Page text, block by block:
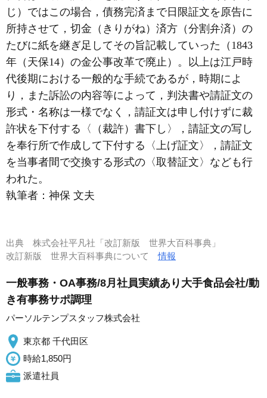
じ）ではこの場合，債務完済まで日限証文を原告に
所持させて，切金（きりがね）済方（分割弁済）の
たびに紙を継ぎ足してその旨記載していった（1843
年（天保14）の金公事改革で廃止）。以上は江戸時
代後期における一般的な手続であるが，時期によ
り，また訴訟の内容等によって，判決書や請証文の
形式・名称は一様でなく，請証文は申し付けずに裁
許状を下付する〈（裁許）書下し〉，請証文の写し
を奉行所で作成して下付する〈上げ証文〉，請証文
を当事者間で交換する形式の〈取替証文〉なども行
われた。
執筆者： 神保 文夫
出典 株式会社平凡社「改訂新版 世界大百科事典」
改訂新版 世界大百科事典について情報
一般事務・OA事務/8月社員実績あり大手食品会社/動
き有事務サポ調理
パーソルテンプスタッフ株式会社
東京都 千代田区
時給1,850円
派遣社員